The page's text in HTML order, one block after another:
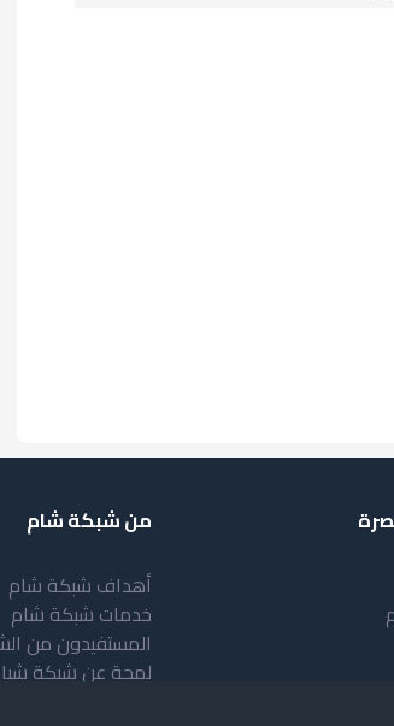
من شبكة شام
أهداف شبكة شام
خدمات شبكة شام
المستفيدون من
لمحة عن شبكة